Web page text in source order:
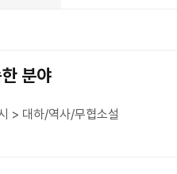
분야
> 대하/역사/무협소설